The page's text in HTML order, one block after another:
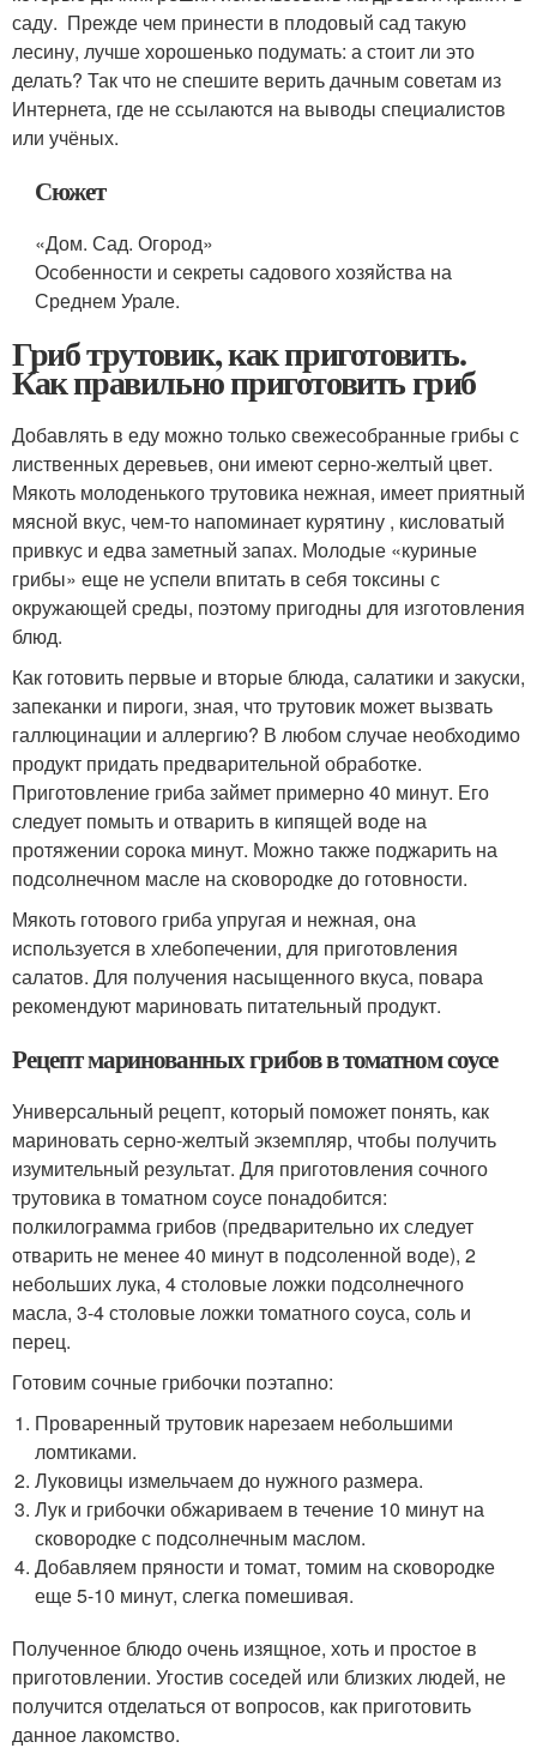
саду. Прежде чем принести в плодовый сад такую
лесину, лучше хорошенько подумать: а стоит ли это
делать? Так что не спешите верить дачным советам из
Интернета, где не ссылаются на выводы специалистов
или учёных.
Сюжет
«Дом. Сад. Огород»
Особенности и секреты садового хозяйства на
Среднем Урале.
Гриб трутовик, как приготовить.
Как правильно приготовить гриб
Добавлять в еду можно только свежесобранные грибы с
лиственных деревьев, они имеют серно-желтый цвет.
Мякоть молоденького трутовика нежная, имеет приятный
мясной вкус, чем-то напоминает курятину , кисловатый
привкус и едва заметный запах. Молодые «куриные
грибы» еще не успели впитать в себя токсины с
окружающей среды, поэтому пригодны для изготовления
блюд.
Как готовить первые и вторые блюда, салатики и закуски,
запеканки и пироги, зная, что трутовик может вызвать
галлюцинации и аллергию? В любом случае необходимо
продукт придать предварительной обработке.
Приготовление гриба займет примерно 40 минут. Его
следует помыть и отварить в кипящей воде на
протяжении сорока минут. Можно также поджарить на
подсолнечном масле на сковородке до готовности.
Мякоть готового гриба упругая и нежная, она
используется в хлебопечении, для приготовления
салатов. Для получения насыщенного вкуса, повара
рекомендуют мариновать питательный продукт.
Рецепт маринованных грибов в томатном соусе
Универсальный рецепт, который поможет понять, как
мариновать серно-желтый экземпляр, чтобы получить
изумительный результат. Для приготовления сочного
трутовика в томатном соусе понадобится:
полкилограмма грибов (предварительно их следует
отварить не менее 40 минут в подсоленной воде), 2
небольших лука, 4 столовые ложки подсолнечного
масла, 3-4 столовые ложки томатного соуса, соль и
перец.
Готовим сочные грибочки поэтапно:
Проваренный трутовик нарезаем небольшими
ломтиками.
Луковицы измельчаем до нужного размера.
Лук и грибочки обжариваем в течение 10 минут на
сковородке с подсолнечным маслом.
Добавляем пряности и томат, томим на сковородке
еще 5-10 минут, слегка помешивая.
Полученное блюдо очень изящное, хоть и простое в
приготовлении. Угостив соседей или близких людей, не
получится отделаться от вопросов, как приготовить
данное лакомство.